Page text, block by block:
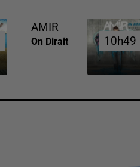
AMIR
On Dirait 10h49
10h49